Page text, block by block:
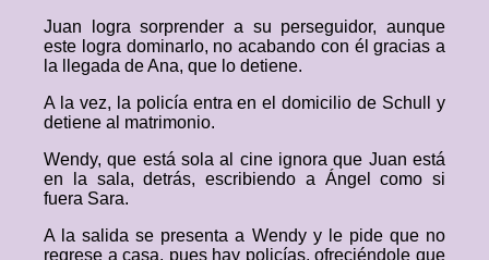
Juan logra sorprender a su perseguidor, aunque
este logra dominarlo, no acabando con él gracias a
la llegada de Ana, que lo detiene.
A la vez, la policía entra en el domicilio de Schull y
detiene al matrimonio.
Wendy, que está sola al cine ignora que Juan está
en la sala, detrás, escribiendo a Ángel como si
fuera Sara.
A la salida se presenta a Wendy y le pide que no
regrese a casa, pues hay policías, ofreciéndole que